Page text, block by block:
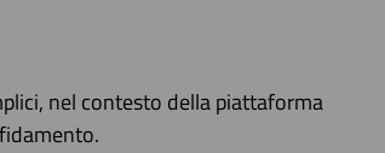
nel contesto della piattaforma